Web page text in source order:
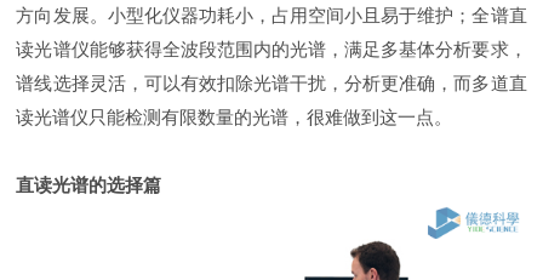
方向发展。小型化仪器功耗小，占用空间小且易于维护；全谱直
读光谱仪能够获得全波段范围内的光谱，满足多基体分析要求，
谱线选择灵活，可以有效扣除光谱干扰，分析更准确，而多道直
读光谱仪只能检测有限数量的光谱，很难做到这一点。
直读光谱的选择篇